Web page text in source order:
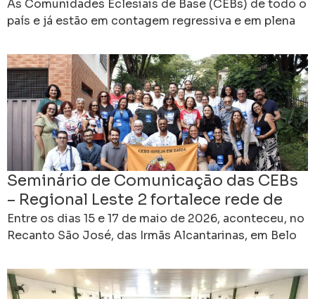
solidariedade para o encontro de
2027 em Cachoeiro de Itapemirim
As Comunidades Eclesiais de Base (CEBs) de todo o
país e já estão em contagem regressiva e em plena
Seminário de Comunicação das CEBs
– Regional Leste 2 fortalece rede de
comunicadores em Minas Gerais.
Entre os dias 15 e 17 de maio de 2026, aconteceu, no
Recanto São José, das Irmãs Alcantarinas, em Belo